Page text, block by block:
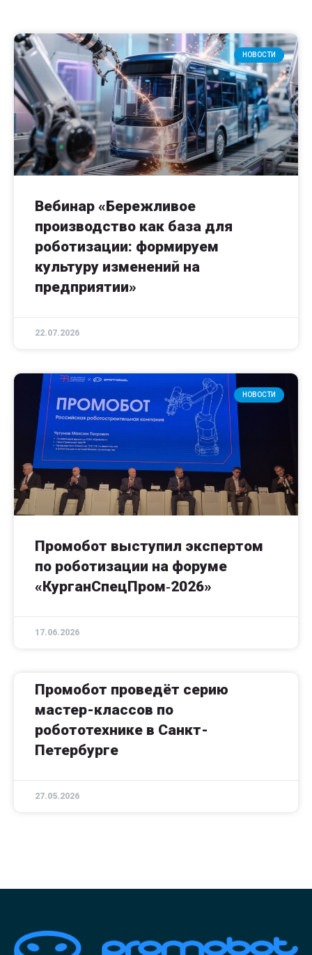
НОВОСТИ
Вебинар «Бережливое
производство как база для
роботизации: формируем
культуру изменений на
предприятии»
22.07.2026
НОВОСТИ
Промобот выступил экспертом
по роботизации на форуме
«КурганСпецПром‑2026»
17.06.2026
Промобот проведёт серию
мастер-классов по
робототехнике в Санкт-
Петербурге
27.05.2026